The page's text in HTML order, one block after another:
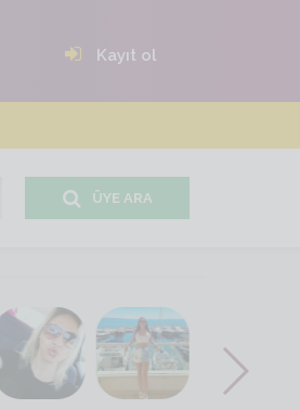
Kayıt ol
ÜYE ARA